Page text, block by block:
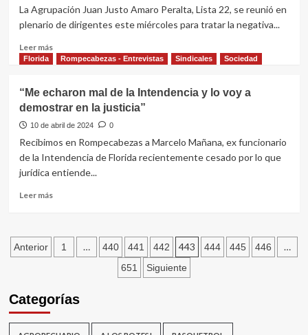
sorteo
a
intendencias:
Florida
cumpliendo
a
rajatabla”
La Agrupación Juan Justo Amaro Peralta, Lista 22, se reunió en
plenario de dirigentes este miércoles para tratar la negativa...
Leer másLeer
más
22
respalda
plebiscitar
ingresos
concurso
y
Florida Rompecabezas - Entrevistas Sindicales Sociedad
“Me echaron mal de la Intendencia y lo voy a
demostrar en la justicia”
10 de abril de 2024 0
Recibimos en Rompecabezas a Marcelo Mañana, ex funcionario
de la Intendencia de Florida recientemente cesado por lo que
jurídica entiende...
Leer másLeer
echaron
mal
Intendencia
lo
Paginación
entradas
Anterior 1 … 440 441 442 443 444 445 446 …
651 Siguiente
Categorías